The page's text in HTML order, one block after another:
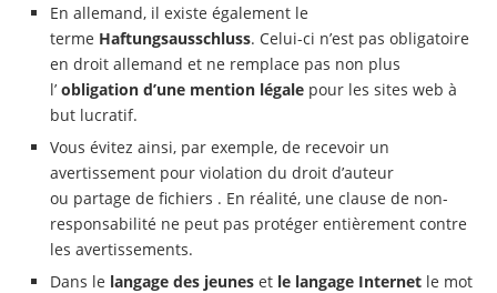
En allemand, il existe également le
terme Haftungsausschluss. Celui-ci n’est pas obligatoire
en droit allemand et ne remplace pas non plus
l’ obligation d’une mention légale pour les sites web à
but lucratif.
Vous évitez ainsi, par exemple, de recevoir un
avertissement pour violation du droit d’auteur
ou partage de fichiers . En réalité, une clause de non-
responsabilité ne peut pas protéger entièrement contre
les avertissements.
Dans le langage des jeunes et le langage Internet le mot